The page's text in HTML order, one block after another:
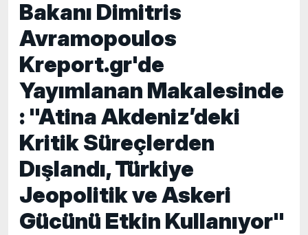
Bakanı Dimitris
Avramopoulos
Kreport.gr'de
Yayımlanan Makalesinde
: "Atina Akdeniz’deki
Kritik Süreçlerden
Dışlandı, Türkiye
Jeopolitik ve Askeri
Gücünü Etkin Kullanıyor"